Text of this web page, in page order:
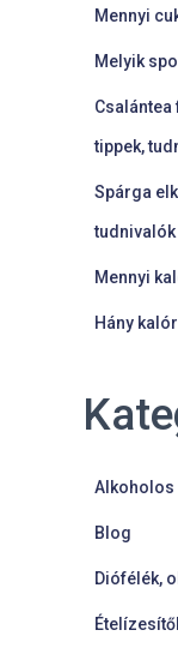
Mennyi
Melyik
tippek,
Spárga
tudnivalók
Mennyi
Hány
Alkoholos
Blog
Diófélék,